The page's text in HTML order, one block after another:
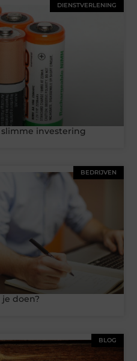
DIENSTVERLENING
slimme investering
BEDRIJVEN
doen?
BLOG